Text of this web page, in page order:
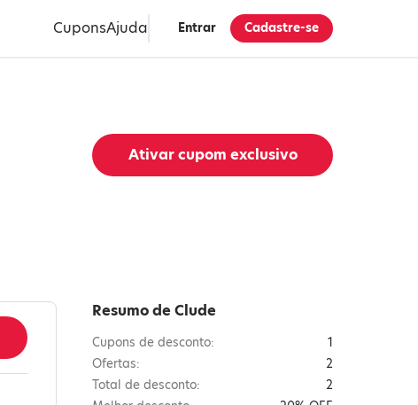
CuponsAjuda Entrar Cadastre-se
Ativar cupom exclusivo
Resumo de Clude
Cupons de desconto:
1
Ofertas:
2
Total de desconto:
2